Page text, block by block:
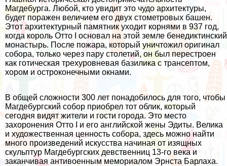
Магдебурга. Любой, кто увидит это чудо архитектуры,
будет поражен величием его двух стометровых башен.
Этот архитектурный памятник уходит корнями в 937 год,
когда король Отто I основал на этой земле бенедиктинский
монастырь. После пожара, который уничтожил оригинал
собора, только через пару столетий, он был перестроен
как готическая трехуровневая базилика с трансептом,
хором и остроконечными окнами.
В общей сложности 300 лет понадобилось для того, чтобы
Магдебургский собор приобрел тот облик, который
сегодня видят жители и гости города. Это место
захоронения Отто I и его английской жены Эдиты. Велика
и художественная ценность собора, здесь можно найти
много произведений искусства начиная от изящных
скульптур Магдебургских девственниц 13-го века и
заканчивая антивоенным мемориалом Эрнста Барлаха.